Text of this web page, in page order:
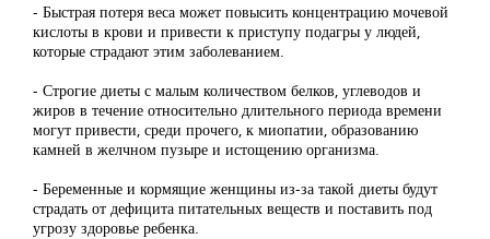
- Быстрая потеря веса может повысить концентрацию мочевой
кислоты в крови и привести к приступу подагры у людей,
которые страдают этим заболеванием.
- Строгие диеты с малым количеством белков, углеводов и
жиров в течение относительно длительного периода времени
могут привести, среди прочего, к миопатии, образованию
камней в желчном пузыре и истощению организма.
- Беременные и кормящие женщины из-за такой диеты будут
страдать от дефицита питательных веществ и поставить под
угрозу здоровье ребенка.